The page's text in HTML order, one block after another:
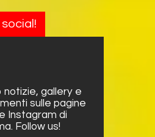
notizie, gallery e
sulle pagine
Instagram di
Follow us!